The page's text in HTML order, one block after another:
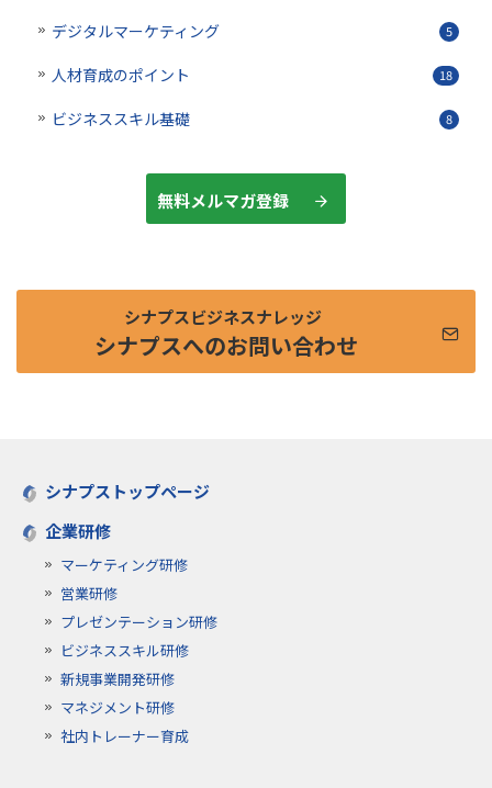
デジタルマーケティング 5
人材育成のポイント 18
ビジネススキル基礎 8
無料メルマガ登録
シナプスビジネスナレッジ
シナプスへのお問い合わせ
シナプストップページ
企業研修
マーケティング研修
営業研修
プレゼンテーション研修
ビジネススキル研修
新規事業開発研修
マネジメント研修
社内トレーナー育成